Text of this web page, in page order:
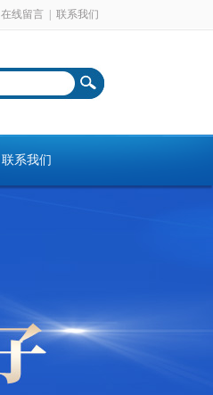
在线留言 联系我们
联系我们